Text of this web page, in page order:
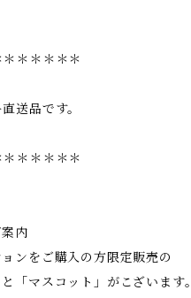
＊＊＊＊＊
送品です。
＊＊＊＊＊
内
ンをご購入の方限定販売の
と「マスコット」がこざいます。